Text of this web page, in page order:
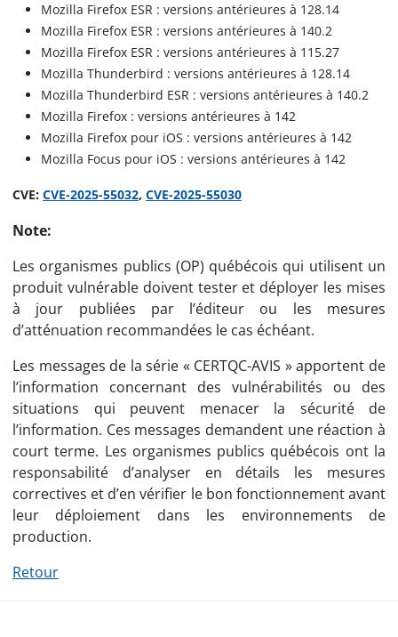
Mozilla Firefox ESR : versions antérieures à 128.14
Mozilla Firefox ESR : versions antérieures à 140.2
Mozilla Firefox ESR : versions antérieures à 115.27
Mozilla Thunderbird : versions antérieures à 128.14
Mozilla Thunderbird ESR : versions antérieures à 140.2
Mozilla Firefox : versions antérieures à 142
Mozilla Firefox pour iOS : versions antérieures à 142
Mozilla Focus pour iOS : versions antérieures à 142
CVE: CVE-2025-55032, CVE-2025-55030
Note:
Les organismes publics (OP) québécois qui utilisent un
produit vulnérable doivent tester et déployer les mises
à jour publiées par l’éditeur ou les mesures
d’atténuation recommandées le cas échéant.
Les messages de la série « CERTQC-AVIS » apportent de
l’information concernant des vulnérabilités ou des
situations qui peuvent menacer la sécurité de
l’information. Ces messages demandent une réaction à
court terme. Les organismes publics québécois ont la
responsabilité d’analyser en détails les mesures
correctives et d’en vérifier le bon fonctionnement avant
leur déploiement dans les environnements de
production.
Retour